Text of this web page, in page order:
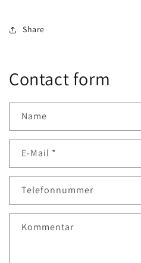
Share
Contact form
Name
E-Mail *
Telefonnummer
Kommentar